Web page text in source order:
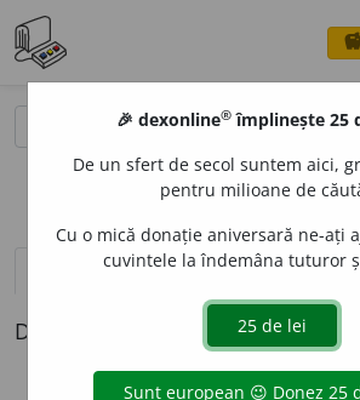
definiții (1)
Definiția cu ID-ul 447760:
🎉 dexonline® împlinește 25
De un sfert de secol suntem aici,
pentru milioane de
Cu o mică donație aniversară ne-ați
cuvintele la îndemâna tuturor